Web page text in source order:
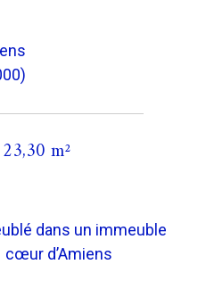
m²
dans un immeuble
d’Amiens